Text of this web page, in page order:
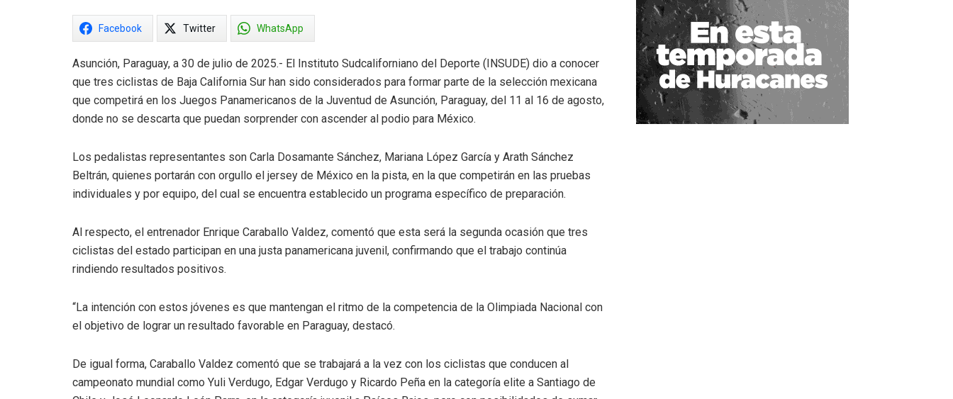
Facebook Twitter WhatsApp
Asunción, Paraguay, a 30 de julio de 2025.- El Instituto Sudcaliforniano del Deporte (INSUDE) dio a conocer
que tres ciclistas de Baja California Sur han sido considerados para formar parte de la selección mexicana
que competirá en los Juegos Panamericanos de la Juventud de Asunción, Paraguay, del 11 al 16 de agosto,
donde no se descarta que puedan sorprender con ascender al podio para México.
Los pedalistas representantes son Carla Dosamante Sánchez, Mariana López García y Arath Sánchez
Beltrán, quienes portarán con orgullo el jersey de México en la pista, en la que competirán en las pruebas
individuales y por equipo, del cual se encuentra establecido un programa específico de preparación.
Al respecto, el entrenador Enrique Caraballo Valdez, comentó que esta será la segunda ocasión que tres
ciclistas del estado participan en una justa panamericana juvenil, confirmando que el trabajo continúa
rindiendo resultados positivos.
“La intención con estos jóvenes es que mantengan el ritmo de la competencia de la Olimpiada Nacional con
el objetivo de lograr un resultado favorable en Paraguay, destacó.
De igual forma, Caraballo Valdez comentó que se trabajará a la vez con los ciclistas que conducen al
campeonato mundial como Yuli Verdugo, Edgar Verdugo y Ricardo Peña en la categoría elite a Santiago de